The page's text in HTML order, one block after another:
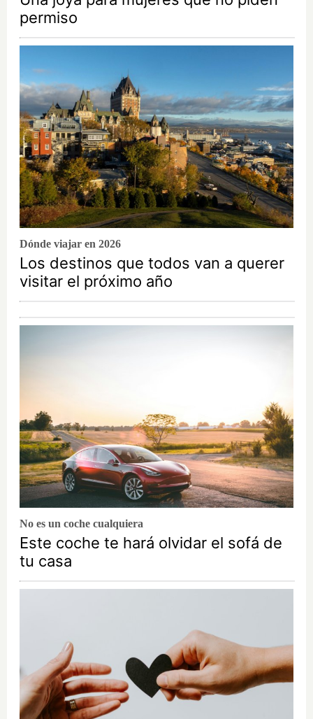
permiso
Dónde viajar en 2026
Los destinos que todos van a querer
visitar el próximo año
No es un coche cualquiera
Este coche te hará olvidar el sofá de
tu casa